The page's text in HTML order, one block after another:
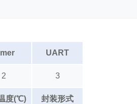
UART
2 3
度(℃) 封装形式